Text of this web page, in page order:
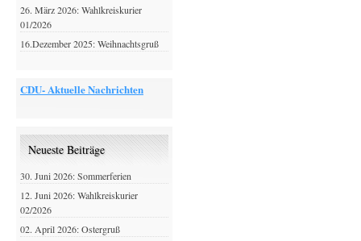
26. März 2026: Wahlkreiskurier
01/2026
16.Dezember 2025: Weihnachtsgruß
CDU- Aktuelle Nachrichten
Neueste Beiträge
30. Juni 2026: Sommerferien
12. Juni 2026: Wahlkreiskurier
02/2026
02. April 2026: Ostergruß